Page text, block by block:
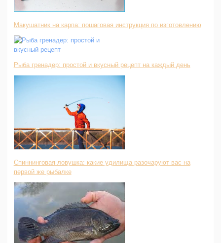
Макушатник на карпа: пошаговая инструкция по изготовлению
Рыба гренадер: простой и вкусный рецепт на каждый день
Спиннинговая ловушка: какие удилища разочаруют вас на
первой же рыбалке